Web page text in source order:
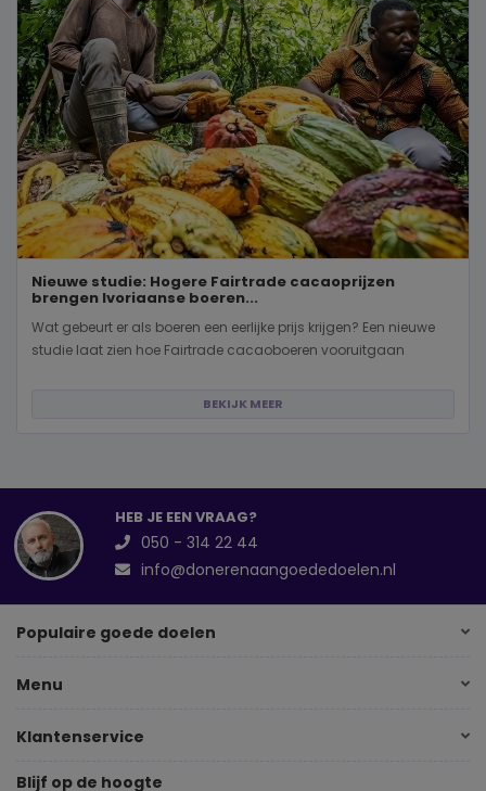
Nieuwe studie: Hogere Fairtrade cacaoprijzen
brengen Ivoriaanse boeren...
Wat gebeurt er als boeren een eerlijke prijs krijgen? Een nieuwe
studie laat zien hoe Fairtrade cacaoboeren vooruitgaan
BEKIJK MEER
HEB JE EEN VRAAG?
050 - 314 22 44
info@donerenaangoededoelen.nl
Populaire goede doelen
Menu
Klantenservice
Blijf op de hoogte